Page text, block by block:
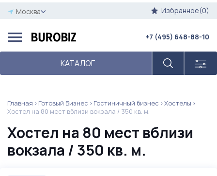
Москва Избранное(0)
КАТАЛОГ
+7 (495) 648-88-10
Главная Готовый Бизнес Гостиничный бизнес
Хостелы
Хостел на 80 мест вблизи вокзала / 350 кв. м.
Хостел на 80 мест вблизи
вокзала / 350 кв. м.